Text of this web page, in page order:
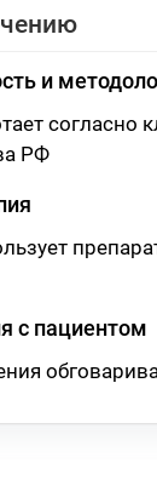
и
согласно
РФ
с пациентом